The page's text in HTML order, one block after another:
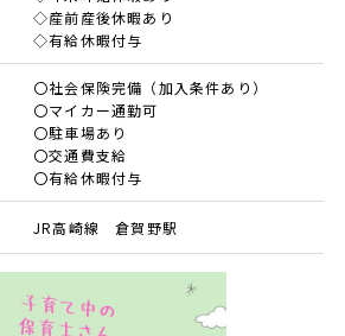
◇産前産後休暇あり
◇有給休暇付与
〇社会保険完備（加入条件あり）
〇マイカー通勤可
〇駐車場あり
〇交通費支給
〇有給休暇付与
JR高崎線 倉賀野駅